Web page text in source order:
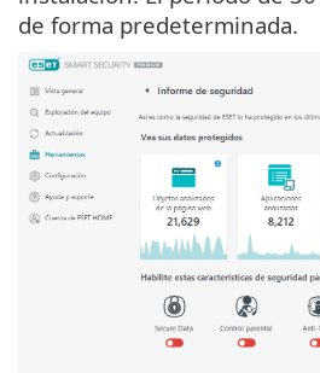
de forma predeterminada.